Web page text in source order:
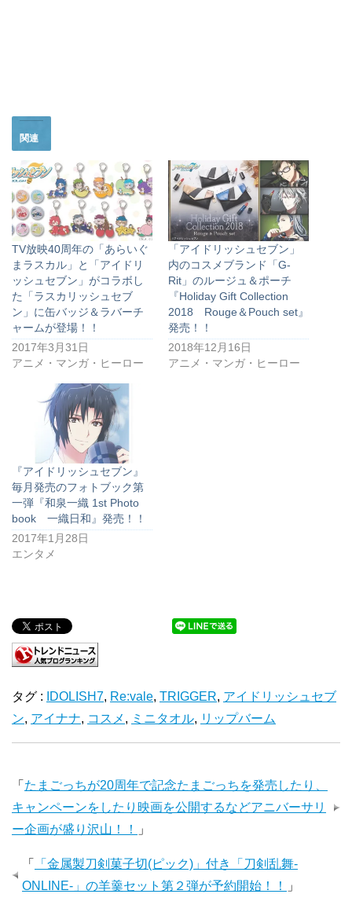
関連
TV放映40周年の「あらいぐ
まラスカル」と「アイドリ
ッシュセブン」がコラボし
た「ラスカリッシュセブ
ン」に缶バッジ＆ラバーチ
ャームが登場！！
2017年3月31日
アニメ・マンガ・ヒーロー
「アイドリッシュセブン」
内のコスメブランド「G-
Rit」のルージュ＆ポーチ
『Holiday Gift Collection
2018 Rouge＆Pouch set』
発売！！
2018年12月16日
アニメ・マンガ・ヒーロー
『アイドリッシュセブン』
毎月発売のフォトブック第
一弾『和泉一織 1st Photo
book 一織日和』発売！！
2017年1月28日
エンタメ
タグ : IDOLISH7, Re:vale, TRIGGER, アイドリッシュセブ
ン, アイナナ, コスメ , ミニタオル, リップバーム
「 たまごっちが20周年で記念たまごっちを発売したり、
キャンペーンをしたり映画を公開するなどアニバーサリ
ー企画が盛り沢山！！
」
「
「金属製刀剣菓子切(ピック)」付き「刀剣乱舞-
ONLINE-」の羊羹セット第２弾が予約開始！！
」